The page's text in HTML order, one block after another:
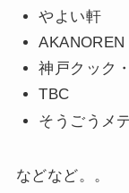
やよい軒
AKANOREN
神戸クック
TBC
そうごうメ
などなど。。